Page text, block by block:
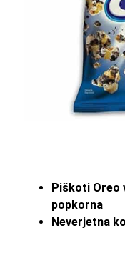
Piškoti Oreo
popkorna
Neverjetna